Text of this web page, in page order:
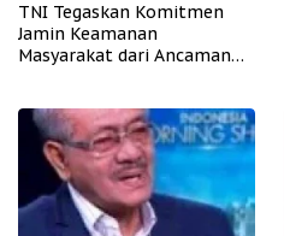
TNI Tegaskan Komitmen
Jamin Keamanan
Masyarakat dari Ancaman